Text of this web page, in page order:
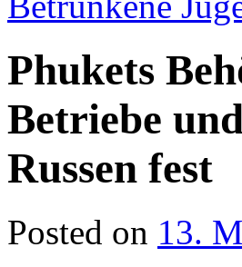
Phukets
Betriebe
Russen fest
Posted on 13.